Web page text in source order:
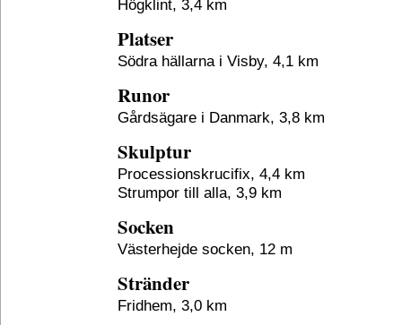
Högklint, 3,4 km
Platser
Södra hällarna i Visby, 4,1 km
Runor
Gårdsägare i Danmark, 3,8 km
Skulptur
Processionskrucifix, 4,4 km
Strumpor till alla, 3,9 km
Socken
Västerhejde socken, 12 m
Stränder
Fridhem, 3,0 km